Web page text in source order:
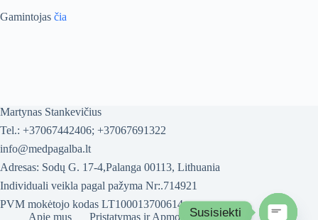
Gamintojas čia
Martynas Stankevičius
Tel.: +37067442406; +37067691322
info@medpagalba.lt
Adresas: Sodų G. 17-4,Palanga 00113, Lithuania
Individuali veikla pagal pažyma Nr:.714921
PVM mokėtojo kodas LT100013700614
Apie mus
Pristatymas ir ApmokėjimasSusisiekti